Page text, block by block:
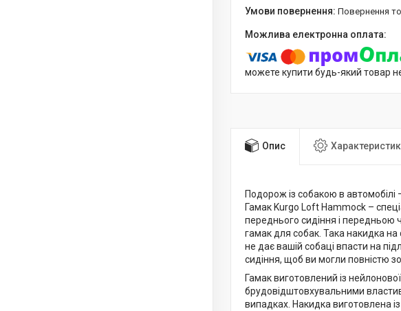
повернення
можете купити будь-який товар
Опис
Подорож із собакою в
Гамак Kurgo Loft Hammock –
переднього сидіння і передньою
гамак для собак. Така накидка на
не дає вашій собаці впасти на
сидіння, щоб ви могли повністю
Гамак виготовлений із
брудовідштовхувальними
випадках. Накидка виготовлена